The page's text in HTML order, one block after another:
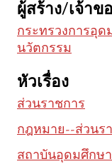
ผู้สร้าง/เจ้าข
กระทรวงการอุ
นวัตกรรม
หัวเรื่อง
ส่วนราชการ
กฎหมาย--ส่วนร
สถาบันอุดมศึกษ